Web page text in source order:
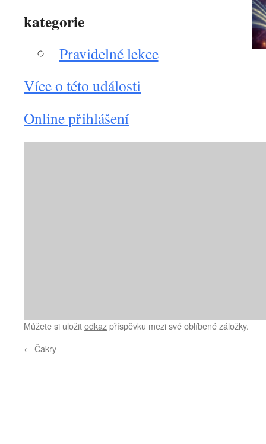
kategorie
Pravidelné lekce
Více o této události
Online přihlášení
Můžete si uložitodkazpříspěvku mezi své oblíbené záložky.
← Čakry